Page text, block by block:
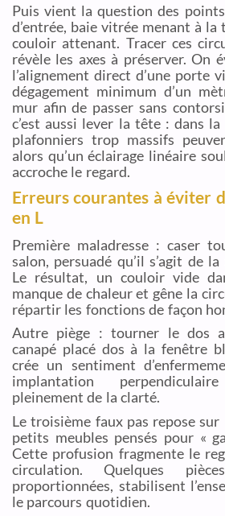
Puis vient la question des
d’entrée, baie vitrée menant à la
couloir attenant. Tracer ces
révèle les axes à préserver. On
l’alignement direct d’une porte
dégagement minimum d’un
mur afin de passer sans
c’est aussi lever la tête : dans
plafonniers trop massifs
alors qu’un éclairage linéaire
accroche le regard.
Erreurs courantes à éviter
en L
Première maladresse : caser
salon, persuadé qu’il s’agit de
Le résultat, un couloir vide
manque de chaleur et gêne la
répartir les fonctions de façon
Autre piège : tourner le dos
canapé placé dos à la fenêtre
crée un sentiment
implantation
pleinement de la clarté.
Le troisième faux pas repose
petits meubles pensés pour «
Cette profusion fragmente le
circulation. Quelques
proportionnées, stabilisent
le parcours quotidien.